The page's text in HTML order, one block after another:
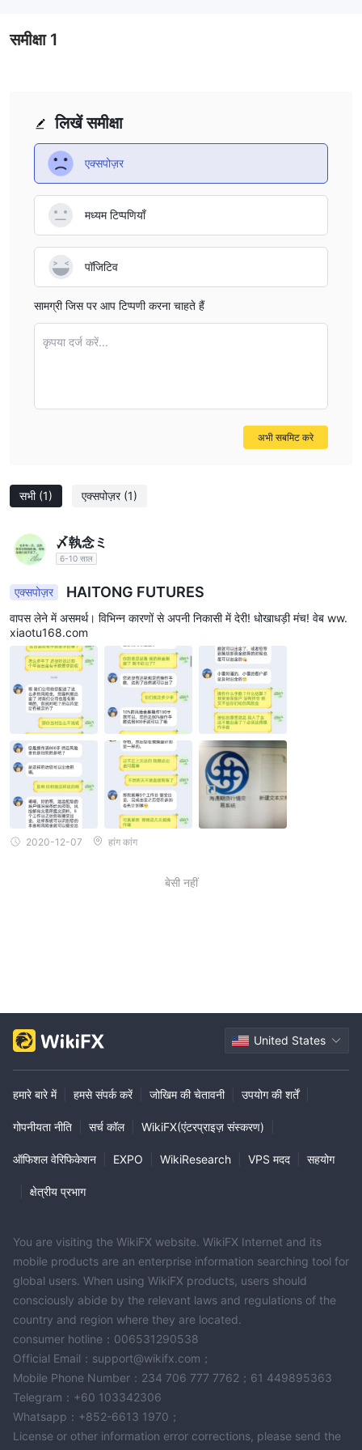
Overall, having transparent support channels makes me
सभी (1) एक्सपोज़र (1)
〆執念ミ
6-10 साल
एक्सपोज़र HAITONG FUTURES
वापस लेने में असमर्थ। विभिन्न कारणों से अपनी निकासी में देरी! धोखाधड़ी मंच! वेब ww.
xiaotu168.com
2020-12-07 हांग कांग
बेसी नहीं
लिखें समीक्षा
एक्सपोज़र
मध्यम टिप्पणियाँ
पॉजिटिव
सामग्री जिस पर आप टिप्पणी करना चाहते हैं
कृपया दर्ज करें...
अभी सबमिट करे
समीक्षा1
United States
हमारे बारे में हमसे संपर्क करें जोखिम की चेतावनी उपयोग की शर्तें
गोपनीयता नीति सर्च कॉल WikiFX(एंटरप्राइज़ संस्करण)
ऑफिशल वेरिफिकेशन EXPO WikiResearch VPS मदद सहयोग
क्षेत्रीय प्रभाग
You are visiting the WikiFX website. WikiFX Internet and its
mobile products are an enterprise information searching tool for
global users. When using WikiFX products, users should
consciously abide by the relevant laws and regulations of the
country and region where they are located.
consumer hotline：006531290538
Official Email：support@wikifx.com；
Mobile Phone Number：234 706 777 7762；61 449895363
Telegram：+60 103342306
Whatsapp：+852-6613 1970；
License or other information error corrections, please send the